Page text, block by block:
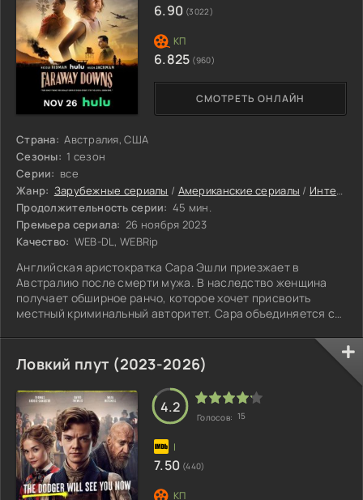
Страна: Австралия, США
Сезоны: 1 сезон
Серии: все
Жанр: Зарубежные сериалы / Американские сериалы / Интересные сериалы
Продолжительность серии: 45 мин.
Премьера сериала: 26 ноября 2023
Качество: WEB-DL, WEBRip
Английская аристократка Сара Эшли приезжает в
Австралию после смерти мужа. В наследство женщина
получает обширное ранчо, которое хочет присвоить
местный криминальный авторитет. Сара объединяется с
обрести любовь.
СМОТРЕТЬ ОНЛАЙН
6.90 (3022)
6.825 (960)
Ловкий плут (2023-2026)
4.2
Голосов: 15
7.50 (440)